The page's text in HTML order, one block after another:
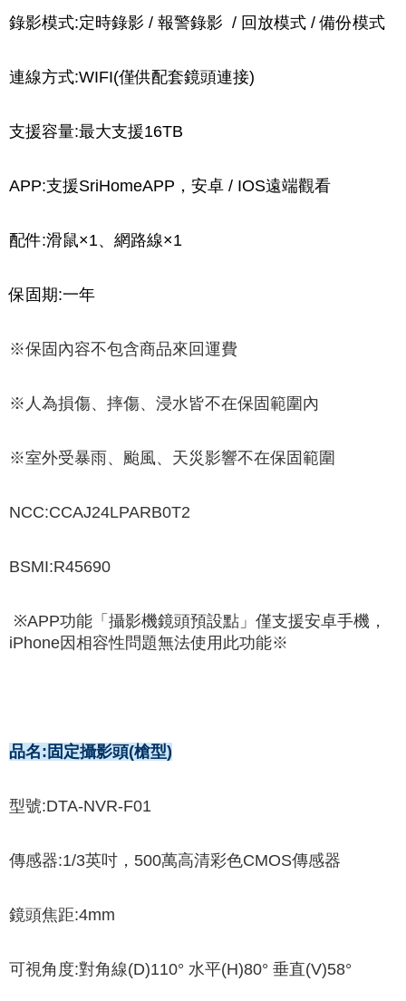
錄影模式:定時錄影 / 報警錄影  / 回放模式 / 備份模式
連線方式:WIFI(僅供配套鏡頭連接)
支援容量:最大支援16TB
APP:支援SriHomeAPP，安卓 / IOS遠端觀看
配件:滑鼠×1、網路線×1
保固期:一年
※保固內容不包含商品來回運費
※人為損傷、摔傷、浸水皆不在保固範圍內
※室外受暴雨、颱風、天災影響不在保固範圍
NCC:CCAJ24LPARB0T2
BSMI:R45690
※APP功能「攝影機鏡頭預設點」僅支援安卓手機，
iPhone因相容性問題無法使用此功能※
品名:固定攝影頭(槍型)
型號:DTA-NVR-F01
傳感器:1/3英吋，500萬高清彩色CMOS傳感器
鏡頭焦距:4mm
可視角度:對角線(D)110° 水平(H)80° 垂直(V)58°